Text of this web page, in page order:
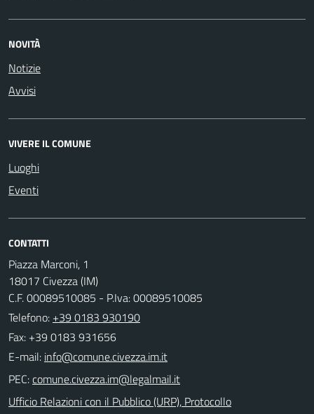
NOVITÀ
Notizie
Avvisi
VIVERE IL COMUNE
Luoghi
Eventi
CONTATTI
Piazza Marconi, 1
18017 Civezza (IM)
C.F. 00089510085 - P.Iva: 00089510085
Telefono: +39 0183 930190
Fax: +39 0183 931656
E-mail:
PEC:
Ufficio Relazioni con il Pubblico (URP), Protocollo